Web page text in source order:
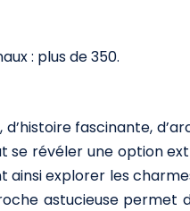
: plus de 350.
fascinante,
se révéler une option
explorer les
astucieuse permet